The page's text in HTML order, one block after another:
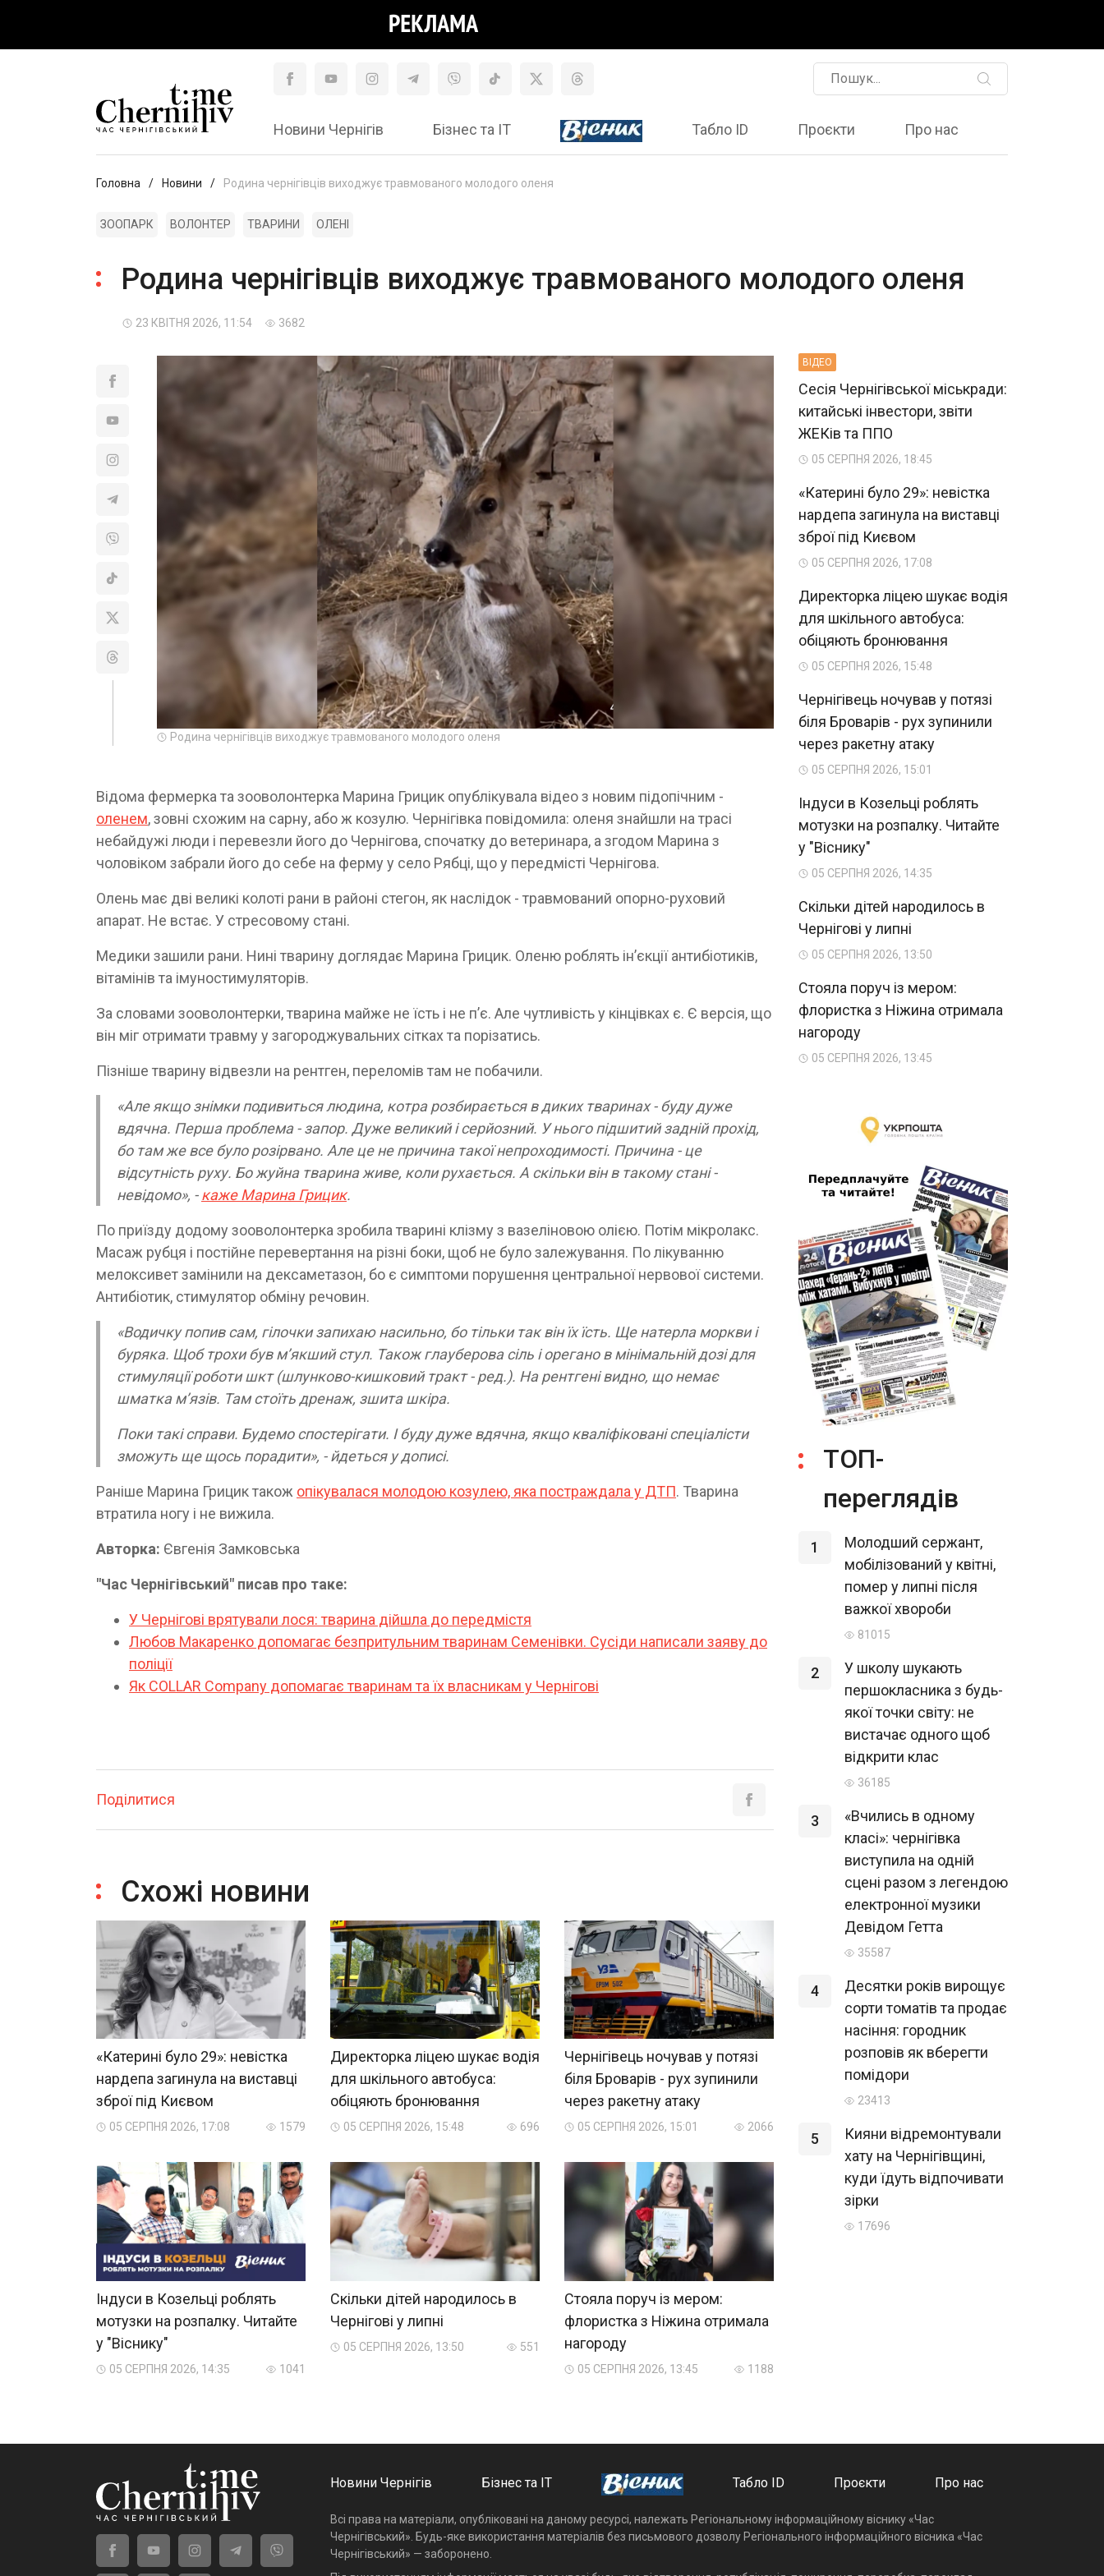
Новини Чернігів Бізнес та ІТ Табло ID Проєкти Про нас
Головна Новини Родина чернігівців виходжує травмованого молодого оленя
ЗООПАРК ВОЛОНТЕР ТВАРИНИ ОЛЕНІ
Родина чернігівців виходжує травмованого молодого оленя
23 КВІТНЯ 2026, 11:54 3682
Родина чернігівців виходжує травмованого молодого оленя
Відома фермерка та зооволонтерка Марина Грицик опублікувала відео з новим підопічним -
оленем, зовні схожим на сарну, або ж козулю. Чернігівка повідомила: оленя знайшли на трасі
небайдужі люди і перевезли його до Чернігова, спочатку до ветеринара, а згодом Марина з
чоловіком забрали його до себе на ферму у село Рябці, що у передмісті Чернігова.
Олень має дві великі колоті рани в районі стегон, як наслідок - травмований опорно-руховий
апарат. Не встає. У стресовому стані.
Медики зашили рани. Нині тварину доглядає Марина Грицик. Оленю роблять інʼєкції антибіотиків,
вітамінів та імуностимуляторів.
За словами зооволонтерки, тварина майже не їсть і не пʼє. Але чутливість у кінцівках є. Є версія, що
він міг отримати травму у загороджувальних сітках та порізатись.
Пізніше тварину відвезли на рентген, переломів там не побачили.
«Але якщо знімки подивиться людина, котра розбирається в диких тваринах - буду дуже
вдячна. Перша проблема - запор. Дуже великий і серйозний. У нього підшитий задній прохід,
бо там же все було розірвано. Але це не причина такої непроходимості. Причина - це
відсутність руху. Бо жуйна тварина живе, коли рухається. А скільки він в такому стані -
невідомо», -каже Марина Грицик.
По приїзду додому зооволонтерка зробила тварині клізму з вазеліновою олією. Потім мікролакс.
Масаж рубця і постійне перевертання на різні боки, щоб не було залежування. По лікуванню
мелоксивет замінили на дексаметазон, бо є симптоми порушення центральної нервової системи.
Антибіотик, стимулятор обміну речовин.
«Водичку попив сам, гілочки запихаю насильно, бо тільки так він їх їсть. Ще натерла моркви і
буряка. Щоб трохи був мʼякший стул. Також глауберова сіль і орегано в мінімальній дозі для
стимуляції роботи шкт (шлунково-кишковий тракт - ред.). На рентгені видно, що немає
шматка мʼязів. Там стоїть дренаж, зшита шкіра.
Поки такі справи. Будемо спостерігати. І буду дуже вдячна, якщо кваліфіковані спеціалісти
зможуть ще щось порадити», - йдеться у дописі.
Раніше Марина Грицик також опікувалася молодою козулею, яка постраждала у ДТП. Тварина
втратила ногу і не вижила.
Авторка: Євгенія Замковська
"Час Чернігівський" писав про таке:
У Чернігові врятували лося: тварина дійшла до передмістя
Любов Макаренко допомагає безпритульним тваринам Семенівки. Сусіди написали заяву до
поліції
Як COLLAR Company допомагає тваринам та їх власникам у Чернігові
Поділитися
Схожі новини
«Катерині було 29»: невістка
нардепа загинула на виставці
зброї під Києвом
05 СЕРПНЯ 2026, 17:08 1579
Директорка ліцею шукає водія
для шкільного автобуса:
обіцяють бронювання
05 СЕРПНЯ 2026, 15:48 696
Чернігівець ночував у потязі
біля Броварів - рух зупинили
через ракетну атаку
05 СЕРПНЯ 2026, 15:01 2066
Індуси в Козельці роблять
мотузки на розпалку. Читайте
у "Віснику"
05 СЕРПНЯ 2026, 14:35 1041
Скільки дітей народилось в
Чернігові у липні
05 СЕРПНЯ 2026, 13:50 551
Стояла поруч із мером:
флористка з Ніжина отримала
нагороду
05 СЕРПНЯ 2026, 13:45 1188
ВIДЕО
Сесія Чернігівської міськради:
китайські інвестори, звіти
ЖЕКів та ППО
05 СЕРПНЯ 2026, 18:45
«Катерині було 29»: невістка
нардепа загинула на виставці
зброї під Києвом
05 СЕРПНЯ 2026, 17:08
Директорка ліцею шукає водія
для шкільного автобуса:
обіцяють бронювання
05 СЕРПНЯ 2026, 15:48
Чернігівець ночував у потязі
біля Броварів - рух зупинили
через ракетну атаку
05 СЕРПНЯ 2026, 15:01
Індуси в Козельці роблять
мотузки на розпалку. Читайте
у "Віснику"
05 СЕРПНЯ 2026, 14:35
Скільки дітей народилось в
Чернігові у липні
05 СЕРПНЯ 2026, 13:50
Стояла поруч із мером:
флористка з Ніжина отримала
нагороду
05 СЕРПНЯ 2026, 13:45
ТОП-
переглядів
1
Молодший сержант,
мобілізований у квітні,
помер у липні після
важкої хвороби
81015
2
У школу шукають
першокласника з будь-
якої точки світу: не
вистачає одного щоб
відкрити клас
36185
3
«Вчились в одному
класі»: чернігівка
виступила на одній
сцені разом з легендою
електронної музики
Девідом Гетта
35587
4
Десятки років вирощує
сорти томатів та продає
насіння: городник
розповів як вберегти
помідори
23413
5
Кияни відремонтували
хату на Чернігівщині,
куди їдуть відпочивати
зірки
17696
Новини Чернігів Бізнес та ІТ Табло ID Проєкти Про нас
Всі права на матеріали, опубліковані на даному ресурсі, належать Регіональному інформаційному віснику «Час
Чернігівський». Будь-яке використання матеріалів без письмового дозволу Регіонального інформаційного вісника «Час
Чернігівський» — заборонено.